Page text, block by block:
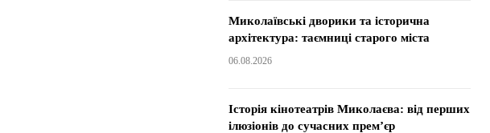
Миколаївські дворики та історична
архітектура: таємниці старого міста
06.08.2026
Історія кінотеатрів Миколаєва: від перших
ілюзіонів до сучасних прем’єр